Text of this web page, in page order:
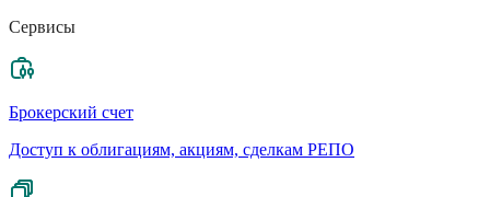
Сервисы
Брокерский счет
Доступ к облигациям, акциям, сделкам РЕПО